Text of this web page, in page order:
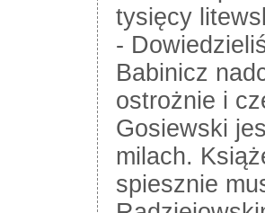
tysięcy
-
Babinicz
ostrożnie i
Gosiewski
milach.
spiesznie